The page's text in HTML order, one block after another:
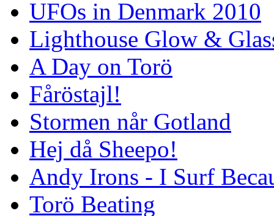
UFOs in Denmark 2010
Lighthouse Glow &
A Day on Torö
Fåröstajl!
Stormen når Gotland
Hej då Sheepo!
Andy Irons - I Surf
Torö Beating